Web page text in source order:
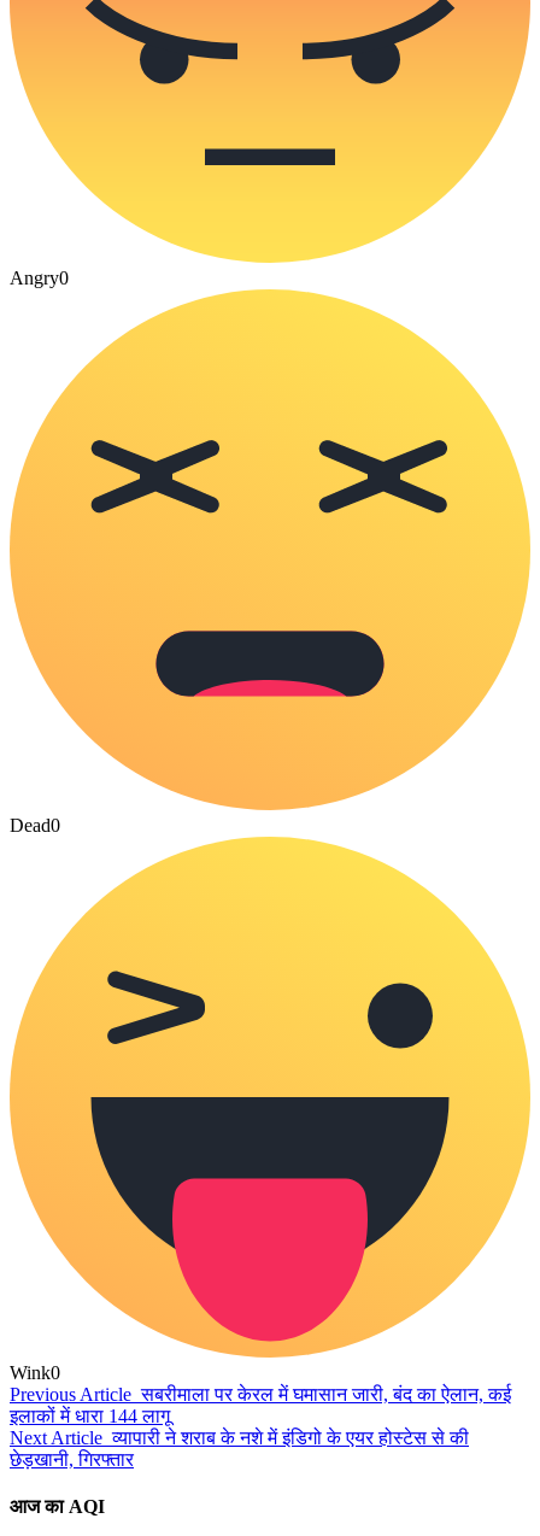
Angry0
Dead0
Wink0
Previous Article सबरीमाला पर केरल में घमासान जारी, बंद का ऐलान, कई
इलाकों में धारा 144 लागू
Next Article व्यापारी ने शराब के नशे में इंडिगो के एयर होस्टेस से की
छेड़खानी, गिरफ्तार
आज का AQI